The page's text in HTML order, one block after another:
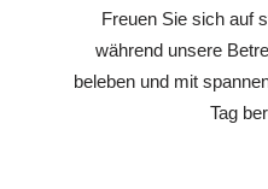
Freuen Sie sich auf
während unsere
beleben und mit
Tag